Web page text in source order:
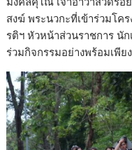
สงฆ์ พระนวกะที่เข้าร่วมโค
รติฯ หัวหน้าส่วนราชการ นั
ร่วมกิจกรรมอย่างพร้อมเพียง